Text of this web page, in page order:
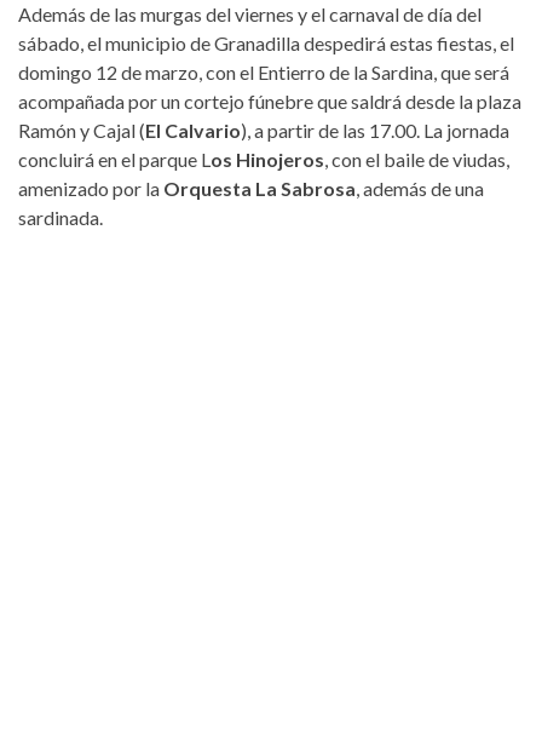
Además de las murgas del viernes y el carnaval de día del
sábado, el municipio de Granadilla despedirá estas fiestas, el
domingo 12 de marzo, con el Entierro de la Sardina, que será
acompañada por un cortejo fúnebre que saldrá desde la plaza
Ramón y Cajal (El Calvario), a partir de las 17.00. La jornada
concluirá en el parque Los Hinojeros, con el baile de viudas,
amenizado por la Orquesta La Sabrosa, además de una
sardinada.